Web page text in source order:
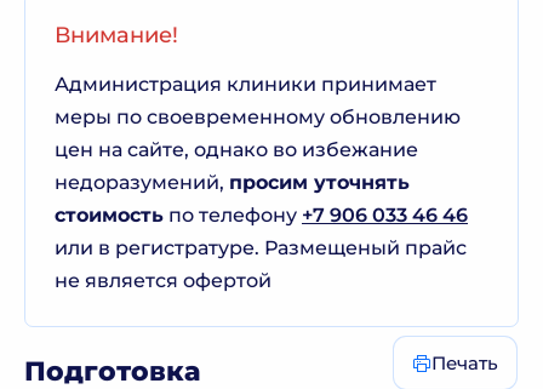
Внимание!
Администрация клиники принимает
меры по своевременному обновлению
цен на сайте, однако во избежание
недоразумений, просим уточнять
стоимость по телефону +7 906 033 46 46
или в регистратуре. Размещеный прайс
не является офертой
Подготовка Печать